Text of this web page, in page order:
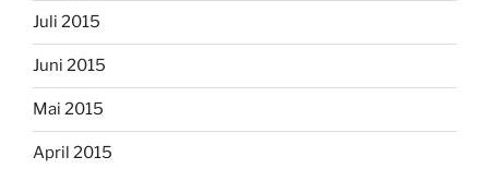
Juli 2015
Juni 2015
Mai 2015
April 2015